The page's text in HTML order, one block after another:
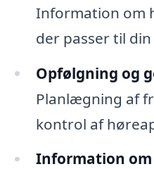
Information om
der passer til
Opfølgning og
Planlægning af
kontrol af
Information